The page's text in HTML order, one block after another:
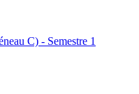
C) - Semestre 1